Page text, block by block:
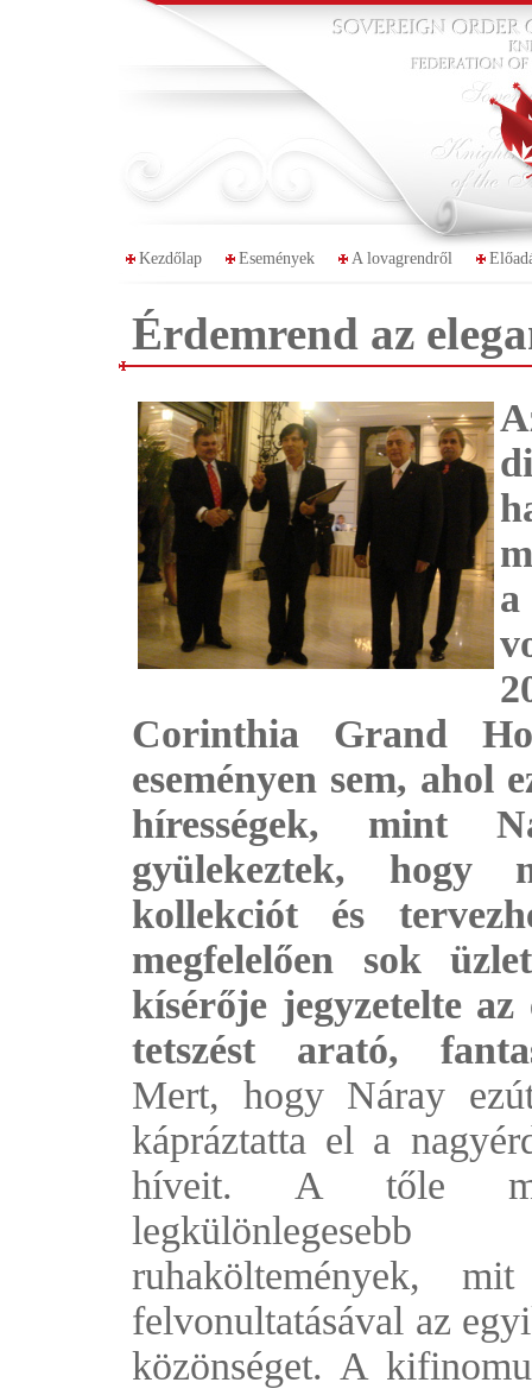
Kezdőlap Események A lovagrendről
Érdemrend az
a
Corinthia Grand
eseményen sem, ahol
hírességek, mint
gyülekeztek, hogy
kollekciót és
megfelelően sok
kísérője jegyzetelte
tetszést arató,
Mert, hogy Náray
kápráztatta el a
híveit. A tőle
ruhaköltemények,
felvonultatásával az
közönséget. A